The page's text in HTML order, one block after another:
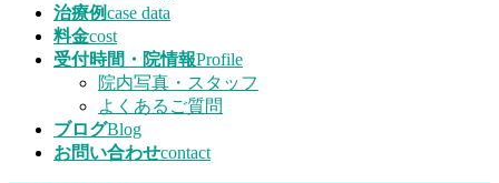
治療例case data
料金cost
受付時間・院情報Profile
院内写真・スタッフ
よくあるご質問
ブログBlog
お問い合わせcontact